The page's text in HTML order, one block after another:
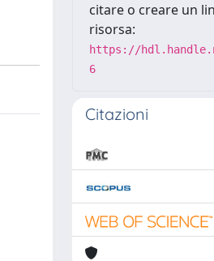
citare o creare un
risorsa:
https://
6
Citazioni